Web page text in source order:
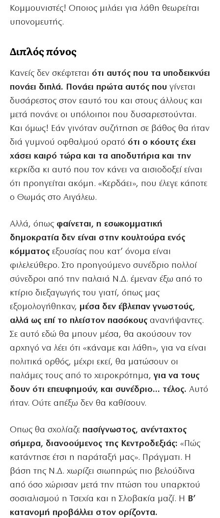
Κομμουνιστές! Οποιος μιλάει για λάθη θεωρείται
υπονομευτής.
Διπλός πόνος
Κανείς δεν σκέφτεται ότι αυτός που τα υποδεικνύει
πονάει διπλά. Πονάει πρώτα αυτός που γίνεται
δυσάρεστος στον εαυτό του και στους άλλους και
μετά πονάνε οι υπόλοιποι που δυσαρεστούνται.
Και όμως! Εάν γινόταν συζήτηση σε βάθος θα ήταν
διά γυμνού οφθαλμού ορατό ότι ο κόουτς έχει
χάσει καιρό τώρα και τα αποδυτήρια και την
κερκίδα κι αυτό που τον κάνει να αισιοδοξεί είναι
ότι προηγείται ακόμη. «Κερδάει», που έλεγε κάποτε
ο Θωμάς στο Αιγάλεω.
Αλλά, όπωςφαίνεται, η εσωκομματική
δημοκρατία δεν είναι στην κουλτούρα ενός
κόμματος εξουσίας που κατ’ όνομα είναι
φιλελεύθερο. Στο προηγούμενο συνέδριο πολλοί
σύνεδροι από την παλαιά Ν.Δ. έμεναν έξω από το
κτίριο διεξαγωγής του γιατί, όπως μας
εξομολογήθηκαν, μέσα δεν έβλεπαν γνωστούς,
αλλά ως επί το πλείστον πασόκους ανανήψαντες.
Σε αυτό εδώ θα μπουν μέσα, θα ακούσουν τον
αρχηγό να λέει ότι «κάναμε και λάθη», για να είναι
πολιτικά ορθός, μέχρι εκεί, θα ματώσουν οι
παλάμες τους από το χειροκρότημα,για να τους
δουν ότι επευφημούν, και συνέδριο… τέλος. Αυτό
ήταν. Ούτε απέξω δεν θα καθίσουν.
Οπως θα σχολίαζε πασίγνωστος, ανένταχτος
σήμερα, διανοούμενος της Κεντροδεξιάς: «Πώς
κατάντησε έτσι η παράταξή μας». Πράγματι. Η
βάση της Ν.Δ. χωρίζει σιωπηρώς πιο βελούδινα
από όσο χώρισαν μετά την πτώση του υπαρκτού
σοσιαλισμού η Τσεχία και η Σλοβακία μαζί. Η Β’
κατανομή προβάλλει στον ορίζοντα.